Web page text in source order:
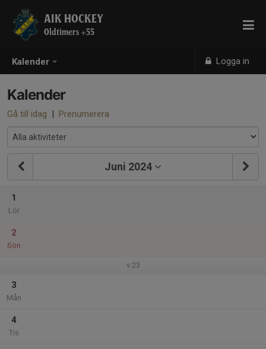
Kalender Logga in
AIK HOCKEY
Oldtimers +55
Kalender
Gå till idag | Prenumerera
Juni 2024
1
Lör
2
Sön
v.23
3
Mån
4
Tis